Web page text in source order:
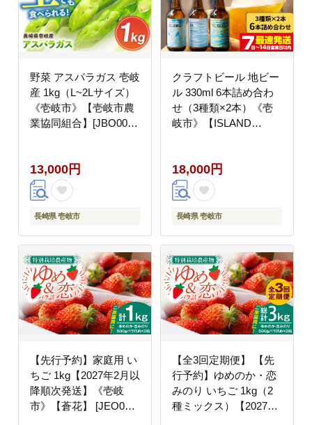
野菜 アスパラガス 壱岐
産 1kg（L~2Lサイズ）
《壱岐市》【壱岐市農
業協同組合】[JBO004]
13,000円
長崎県 壱岐市
クラフトビール 地ビー
ル 330ml 6本詰め合わ
せ（3種類×2本）《壱
岐市》【ISLAND
18,000円
長崎県 壱岐市
【先行予約】家庭用 い
ちご 1kg【2027年2月以
降順次発送】《壱岐
市》【蒼花】 [JEO002]
【全3回定期便】 【先
行予約】ゆめのか・恋
みのり いちご 1kg（2
種ミックス）【2027年